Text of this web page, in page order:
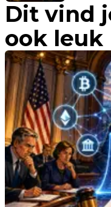
Dit vind
ook leuk